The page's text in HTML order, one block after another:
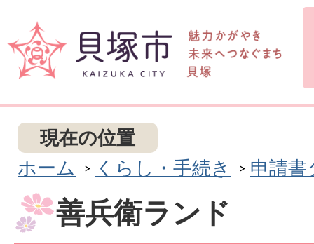
現在の位置
ホーム
くらし・手続き 申請書
善兵衛ランド